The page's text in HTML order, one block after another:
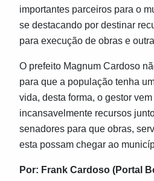
importantes parceiros para o
se destacando por destinar
para execução de obras e
O prefeito Magnum Cardoso
para que a população tenha
vida, desta forma, o gestor
incansavelmente recursos
senadores para que obras,
esta possam chegar ao
Por: Frank Cardoso (Portal